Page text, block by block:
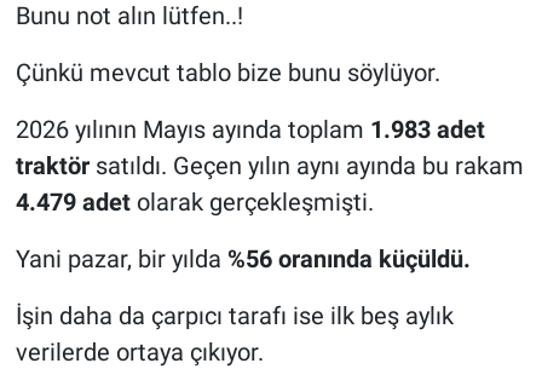
Bunu not alın lütfen..!
Çünkü mevcut tablo bize bunu söylüyor.
2026 yılının Mayıs ayında toplam 1.983 adet
traktörsatıldı. Geçen yılın aynı ayında bu rakam
4.479 adetolarak gerçekleşmişti.
Yani pazar, bir yılda %56 oranında küçüldü.
İşin daha da çarpıcı tarafı ise ilk beş aylık
verilerde ortaya çıkıyor.